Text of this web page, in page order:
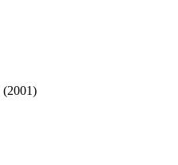
(2001)